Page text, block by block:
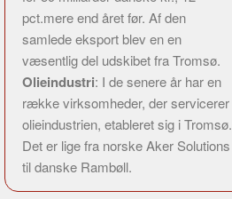
pct.mere end året før. Af den
samlede eksport blev en en
væsentlig del udskibet fra Tromsø.
Olieindustri: I de senere år har en
række virksomheder, der servicerer
olieindustrien, etableret sig i Tromsø.
Det er lige fra norske Aker Solutions
til danske Rambøll.